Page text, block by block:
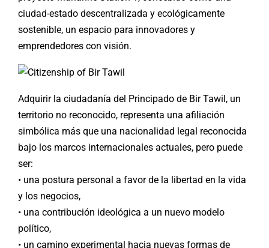
ciudad-estado descentralizada y ecológicamente
sostenible, un espacio para innovadores y
emprendedores con visión.
Adquirir la ciudadanía del Principado de Bir Tawil, un
territorio no reconocido, representa una afiliación
simbólica más que una nacionalidad legal reconocida
bajo los marcos internacionales actuales, pero puede
ser:
• una postura personal a favor de la libertad en la vida
y los negocios,
• una contribución ideológica a un nuevo modelo
político,
• un camino experimental hacia nuevas formas de